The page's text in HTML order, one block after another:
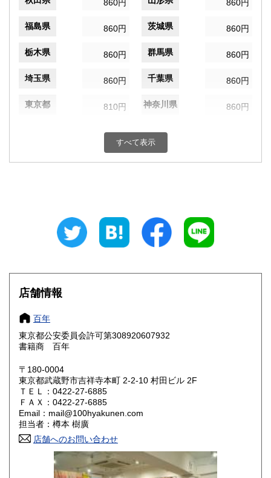
860円 860円
福島県 860円 茨城県 860円
栃木県 860円 群馬県 860円
埼玉県 860円 千葉県 860円
東京都 810円 神奈川県 860円
860円 富山県
860円 三重県
大阪府
奈良県
鳥取県 1,030円 島根県
岡山県
山口県 1,030円
香川県
高知県 1,030円
1,220円 長崎県
すべて表示
店舗情報
百年
東京都公安委員会許可第308920607932
書籍商 百年
〒180-0004
東京都武蔵野市吉祥寺本町 2-2-10 村田ビル 2F
ＴＥＬ：0422-27-6885
ＦＡＸ：0422-27-6885
Email：mail@100hyakunen.com
担当者：樽本 樹廣
店舗へのお問い合わせ